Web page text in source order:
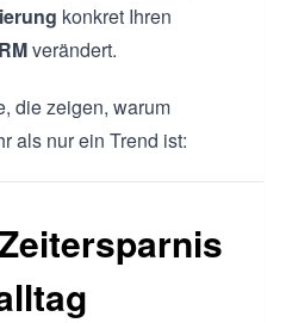
konkret Ihren
verändert.
die zeigen, warum
als nur ein Trend ist: